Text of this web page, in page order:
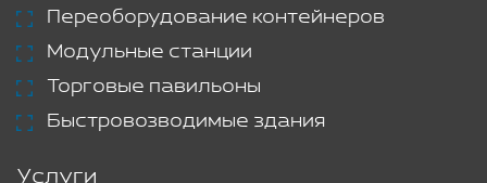
Переоборудование контейнеров
Модульные станции
Торговые павильоны
Быстровозводимые здания
Услуги